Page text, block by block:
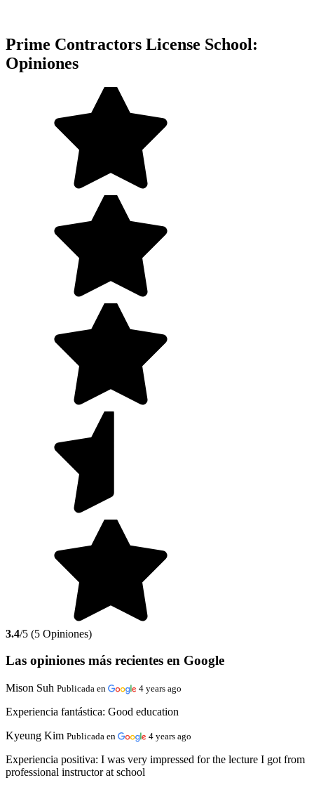
Prime Contractors License School:
Opiniones
3.4/5 (5 Opiniones)
Las opiniones más recientes en Google
Mison Suh Publicada en 4 years ago
Experiencia fantástica: Good education
Kyeung Kim Publicada en 4 years ago
Experiencia positiva: I was very impressed for the lecture I got from
professional instructor at school